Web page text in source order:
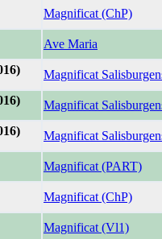
Magnificat (ChP)
Ave Maria
Magnificat
Magnificat
Magnificat
Magnificat (PART)
Magnificat (ChP)
Magnificat (Vl1)